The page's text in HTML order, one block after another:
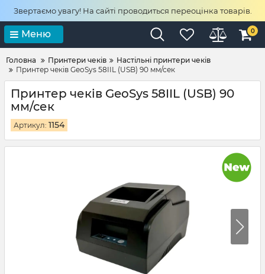
Звертаємо увагу! На сайті проводиться переоцінка товарів.
Меню 0
Головна Принтери чеків
Настільні принтери чеків
Принтер чеків GeoSys 58IIL (USB) 90 мм/сек
Принтер чеків GeoSys 58IIL (USB) 90
мм/сек
Артикул: 1154